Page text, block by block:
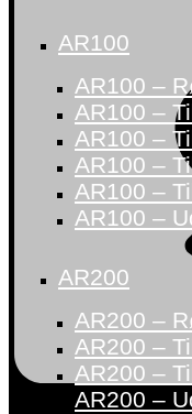
AR100
AR100 –
AR100 –
AR100 –
AR100 –
AR100 –
AR100 –
AR200
AR200 –
AR200 –
AR200 –
AR200 –